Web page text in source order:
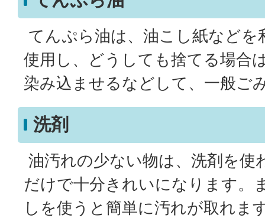
てんぷら油は、油こし紙などを
使用し、どうしても捨てる場合
染み込ませるなどして、一般ご
洗剤
油汚れの少ない物は、洗剤を使
だけで十分きれいになります。
しを使うと簡単に汚れが取れま